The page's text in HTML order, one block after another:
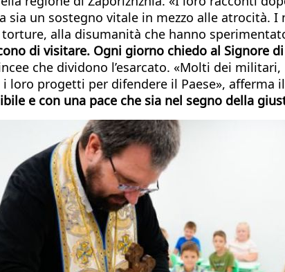
un sostegno vitale in mezzo alle atrocità.
alla disumanità che hanno
di visitare. Ogni giorno chiedo al Signore
che dividono l’esarcato. «Molti dei
progetti per difendere il Paese», afferma
e con una pace che sia nel segno della